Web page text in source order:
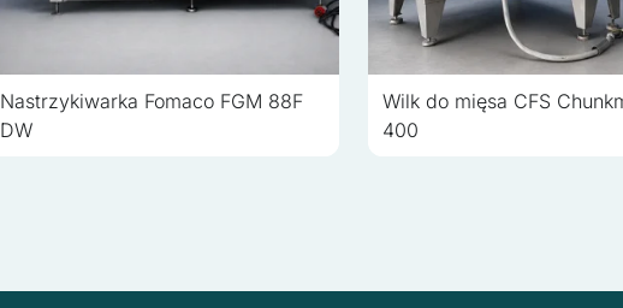
Nastrzykiwarka Fomaco FGM 88F
DW
Wilk do mięsa CFS
400